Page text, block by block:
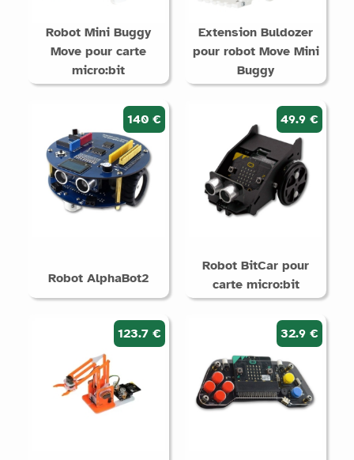
Robot Mini Buggy
Move pour carte
micro:bit
Extension Buldozer
pour robot Move Mini
Buggy
140 €
Robot AlphaBot2
49.9 €
Robot BitCar pour
carte micro:bit
123.7 € 32.9 €